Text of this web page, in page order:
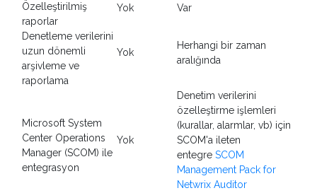
Özelleştirilmiş
raporlar
Yok Var
Denetleme verilerini
uzun dönemli
arşivleme ve
raporlama
Yok
Herhangi bir zaman
aralığında
Microsoft System
Center Operations
Manager (SCOM) ile
entegrasyon
Yok
Denetim verilerini
özelleştirme işlemleri
(kurallar, alarmlar, vb) için
SCOM'a ileten
entegre SCOM
Management Pack for
Netwrix Auditor